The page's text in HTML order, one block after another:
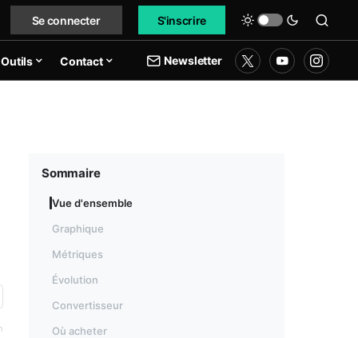
Se connecter S'inscrire
Outils Contact Newsletter
Sommaire
Vue d'ensemble
Graphique
Métriques
Évolution
Convertisseur
Où acheter